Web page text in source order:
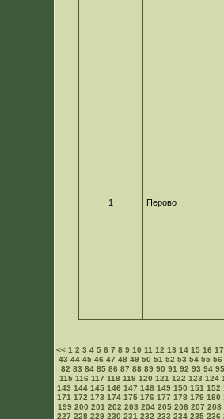
1 Перово
<<1 2 3 4 5 6 7 8 9 10 11 12 13 14 15 16 17
43 44 45 46 47 48 49 50 51 52 53 54 55 56
82 83 84 85 86 87 88 89 90 91 92 93 94 95
115 116 117 118 119 120 121 122 123 124
143 144 145 146 147 148 149 150 151 152
171 172 173 174 175 176 177 178 179 180
199 200 201 202 203 204 205 206 207 208
227 228 229 230 231 232 233 234 235 236